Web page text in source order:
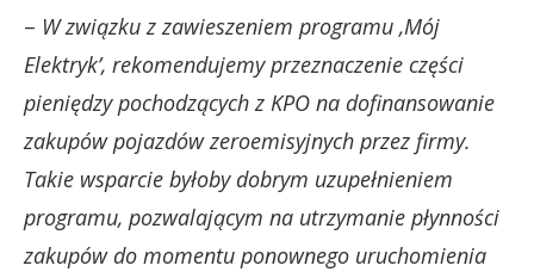
– W związku z zawieszeniem programu ‚Mój
Elektryk’, rekomendujemy przeznaczenie części
pieniędzy pochodzących z KPO na dofinansowanie
zakupów pojazdów zeroemisyjnych przez firmy.
Takie wsparcie byłoby dobrym uzupełnieniem
programu, pozwalającym na utrzymanie płynności
zakupów do momentu ponownego uruchomienia